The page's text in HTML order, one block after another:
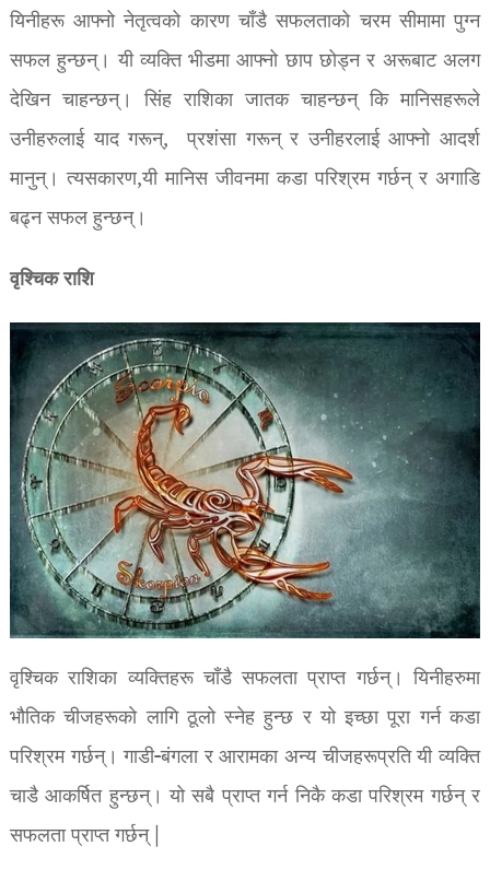
यिनीहरू आफ्नो नेतृत्वको कारण चाँडै सफलताको चरम सीमामा पुग्न
सफल हुन्छन्। यी व्यक्ति भीडमा आफ्नो छाप छोड्न र अरूबाट अलग
देखिन चाहन्छन्। सिंह राशिका जातक चाहन्छन् कि मानिसहरूले
उनीहरुलाई याद गरून्, प्रशंसा गरून् र उनीहरलाई आफ्नो आदर्श
मानुन्। त्यसकारण,यी मानिस जीवनमा कडा परिश्रम गर्छन् र अगाडि
बढ्न सफल हुन्छन्।
वृश्चिक राशि
वृश्चिक राशिका व्यक्तिहरू चाँडै सफलता प्राप्त गर्छन्। यिनीहरुमा
भौतिक चीजहरूको लागि ठूलो स्नेह हुन्छ र यो इच्छा पूरा गर्न कडा
परिश्रम गर्छन्। गाडी-बंगला र आरामका अन्य चीजहरूप्रति यी व्यक्ति
चाडै आकर्षित हुन्छन्। यो सबै प्राप्त गर्न निकै कडा परिश्रम गर्छन् र
सफलता प्राप्त गर्छन् |